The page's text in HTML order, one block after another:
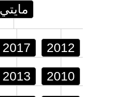
مايتي
2017 2012
2013 2010